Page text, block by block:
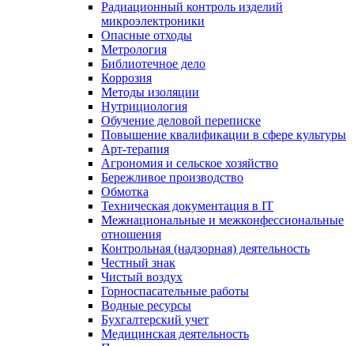
Радиационный контроль изделий
микроэлектроники
Опасные отходы
Метрология
Библиотечное дело
Коррозия
Методы изоляции
Нутрициология
Обучение деловой переписке
Повышение квалификации в сфере культуры
Арт-терапия
Агрономия и сельское хозяйство
Бережливое производство
Обмотка
Техническая документация в IT
Межнациональные и межконфессиональные
отношения
Контрольная (надзорная) деятельность
Честный знак
Чистый воздух
Горноспасательные работы
Водные ресурсы
Бухгалтерский учет
Медицинская деятельность